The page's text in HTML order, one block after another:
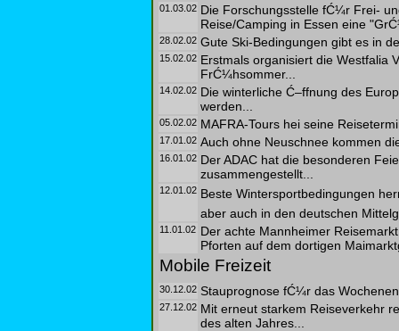
01.03.02 Die Forschungsstelle fĆ¼r Frei-
Reise/Camping in Essen eine
28.02.02 Gute Ski-Bedingungen gibt es in
15.02.02 Erstmals organisiert die Westfalia
FrĆ¼hsommer...
14.02.02 Die winterliche Ć–ffnung des
werden...
05.02.02 MAFRA-Tours hei seine
17.01.02 Auch ohne Neuschnee kommen
16.01.02 Der ADAC hat die besonderen
zusammengestellt...
12.01.02 Beste Wintersportbedingungen
aber auch in den deutschen
11.01.02 Der achte Mannheimer
Pforten auf dem dortigen
Mobile Freizeit
30.12.02 Stauprognose fĆ¼r das
27.12.02 Mit erneut starkem Reiseverkehr
des alten Jahres...